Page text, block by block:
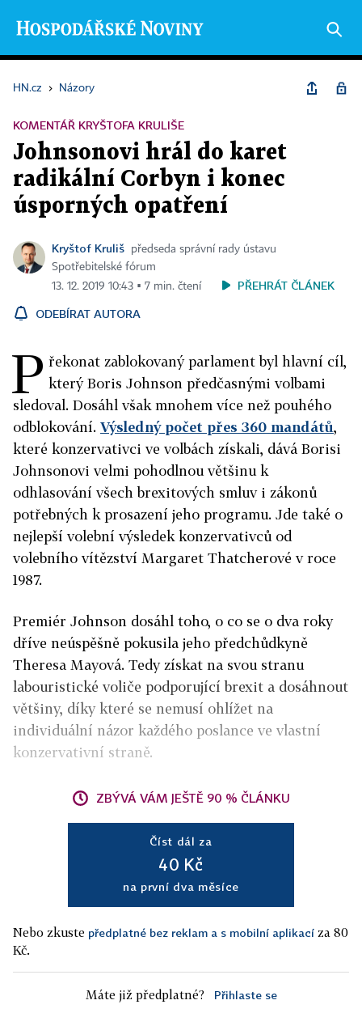
HN.cz › Názory
KOMENTÁŘ KRYŠTOFA KRULIŠE
Johnsonovi hrál do karet
radikální Corbyn i konec
úsporných opatření
Kryštof Kruliš
předseda správní rady ústavu
Spotřebitelské fórum
13. 12. 2019 10:43 ▪ 7 min. čtení
PŘEHRÁT ČLÁNEK
ODEBÍRAT AUTORA
P řekonat zablokovaný parlament byl hlavní cíl,
který Boris Johnson předčasnými volbami
sledoval. Dosáhl však mnohem více než pouhého
odblokování. Výsledný počet přes 360 mandátů,
které konzervativci ve volbách získali, dává Borisi
Johnsonovi velmi pohodlnou většinu k
odhlasování všech brexitových smluv i zákonů
potřebných k prosazení jeho programu. Jde také o
nejlepší volební výsledek konzervativců od
volebního vítězství Margaret Thatcherové v roce
1987.
Premiér Johnson dosáhl toho, o co se o dva roky
dříve neúspěšně pokusila jeho předchůdkyně
Theresa Mayová. Tedy získat na svou stranu
labouristické voliče podporující brexit a dosáhnout
většiny, díky které se nemusí ohlížet na
individuální názor každého poslance ve vlastní
konzervativní straně.
ZBÝVÁ VÁM JEŠTĚ 90 % ČLÁNKU
Číst dál za
40 Kč
na první dva měsíce
Nebo zkuste předplatné bez reklam a s mobilní aplikací za 80
Kč.
Máte již předplatné? Přihlaste se